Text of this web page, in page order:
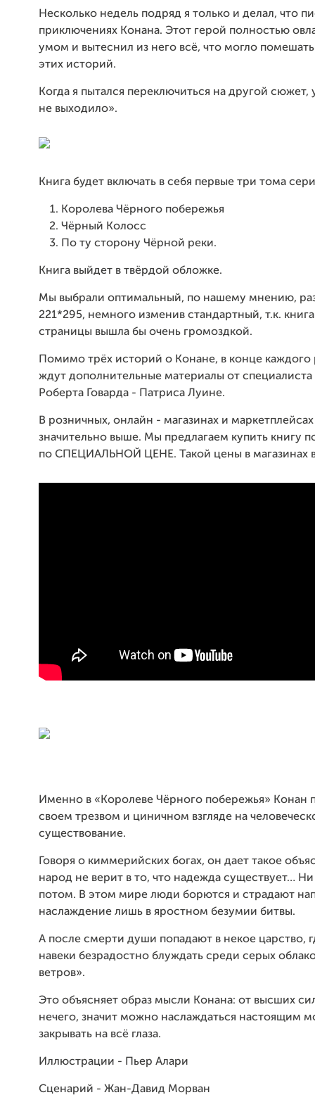
Несколько недель подряд я только и делал, что
приключениях Конана. Этот герой полностью
умом и вытеснил из него всё, что могло
этих историй.
Когда я пытался переключиться на другой сюжет,
не выходило».
Книга будет включать в себя первые три тома
Королева Чёрного побережья
Чёрный Колосс
По ту сторону Чёрной реки.
Книга выйдет в твёрдой обложке.
Мы выбрали оптимальный, по нашему мнению,
221*295, немного изменив стандартный, т.к.
страницы вышла бы очень громоздкой.
Помимо трёх историй о Конане, в конце каждого
ждут дополнительные материалы от специалиста
Роберта Говарда - Патриса Луине.
В розничных, онлайн - магазинах и
значительно выше. Мы предлагаем купить книгу
по СПЕЦИАЛЬНОЙ ЦЕНЕ. Такой цены в магазинах
Именно в «Королеве Чёрного побережья» Конан
своем трезвом и циничном взгляде на
существование.
Говоря о киммерийских богах, он дает такое
народ не верит в то, что надежда существует…
потом. В этом мире люди борются и страдают
наслаждение лишь в яростном безумии битвы.
А после смерти души попадают в некое царство,
навеки безрадостно блуждать среди серых
ветров».
Это объясняет образ мысли Конана: от высших
нечего, значит можно наслаждаться настоящим
закрывать на всё глаза.
Иллюстрации - Пьер Алари
Сценарий - Жан-Давид Морван